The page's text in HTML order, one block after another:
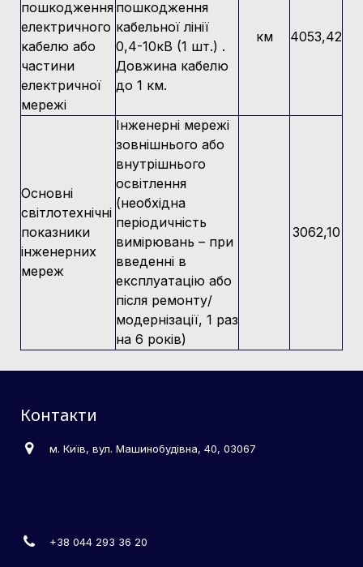
пошкодження
електричного
кабелю або
частини
електричної
мережі
пошкодження
кабельної лінії
0,4-10кВ (1 шт.) .
Довжина кабелю
до 1 км.
км 4053,42
Основні
світлотехнічні
показники
інженерних
мереж
Інженерні мережі
зовнішнього або
внутрішнього
освітлення
(необхідна
періодичність
вимірювань – при
введенні в
експлуатацію або
після ремонту/
модернізації, 1 раз
на 6 років)
3062,10
Контакти
м. Київ, вул. Машинобудівна, 40, 03067
+38 044 293 36 20